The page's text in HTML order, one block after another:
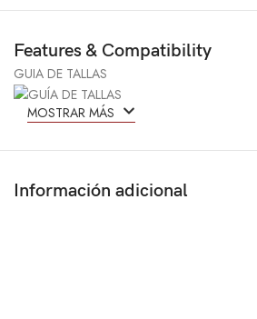
Features & Compatibility
GUIA DE TALLAS
MOSTRAR MÁS
Información adicional